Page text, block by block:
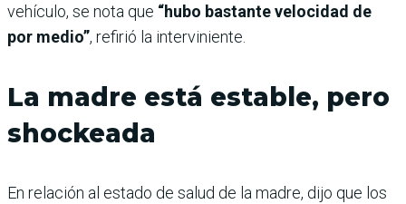
vehículo, se nota que “hubo bastante velocidad de
por medio”, refirió la interviniente.
La madre está estable, pero
shockeada
En relación al estado de salud de la madre, dijo que los